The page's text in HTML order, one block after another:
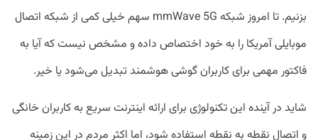
بزنیم. تا امروز شبکه mmWave 5G سهم خیلی کمی از شبکه اتصال
موبایلی آمریکا را به خود اختصاص داده و مشخص نیست که آیا به
فاکتور مهمی برای کاربران گوشی هوشمند تبدیل می‌شود یا خیر.
شاید در آینده این تکنولوژی برای ارائه اینترنت سریع به کاربران خانگی
و اتصال نقطه به نقطه استفاده شود، اما اکثر مردم در این زمینه